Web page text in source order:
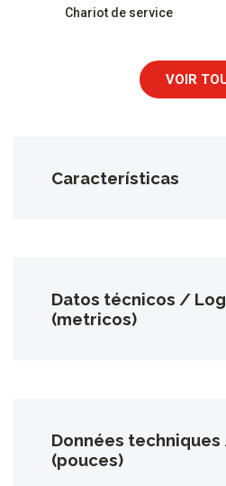
Chariot de service
VOIR
Características
Datos técnicos /
(metricos)
Données
(pouces)